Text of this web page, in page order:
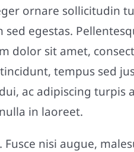
ornare sollicitudin
egestas.
dolor sit amet,
tempus sed
ac adipiscing turpis
in laoreet.
nisi augue,